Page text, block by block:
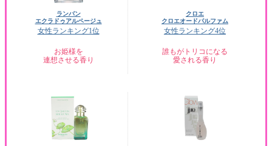
ランバン
エクラドゥアルページュ
女性ランキング1位
お姫様を
連想させる香り
クロエ
クロエオードパルファム
女性ランキング4位
誰もがトリコになる
愛される香り